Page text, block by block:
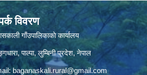
विवरण
गाँउपालिकाकाे कार्यालय
पाल्पा, लुम्बिनी प्रदेश, नेपाल
baganaskali.rural@gmail.com